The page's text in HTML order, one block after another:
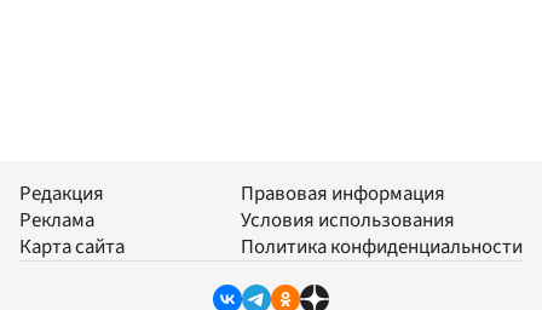
Редакция
Реклама
Карта сайта
Правовая информация
Условия использования
Политика конфиденциальности